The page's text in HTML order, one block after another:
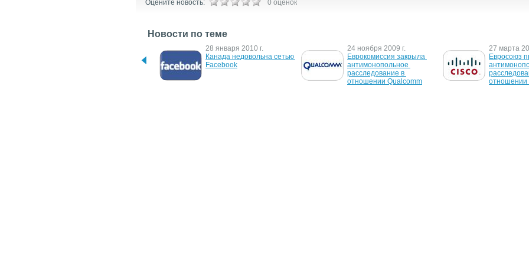
Оцените новость: 0 оценок
Новости по теме
28 января 2010 г.
Канада недовольна сетью
Facebook
24 ноября 2009 г.
Еврокомиссия закрыла
антимонопольное
расследование в
отношении Qualcomm
27 марта
Евросоюз
отношении